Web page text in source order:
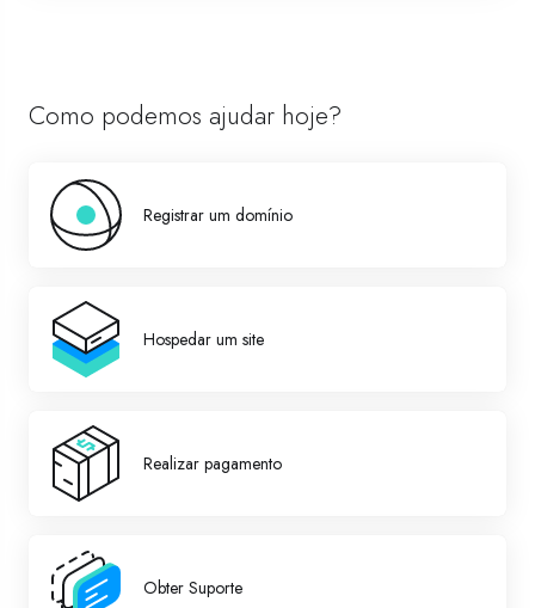
Como podemos ajudar hoje?
Registrar um domínio
Hospedar um site
Realizar pagamento
Obter Suporte